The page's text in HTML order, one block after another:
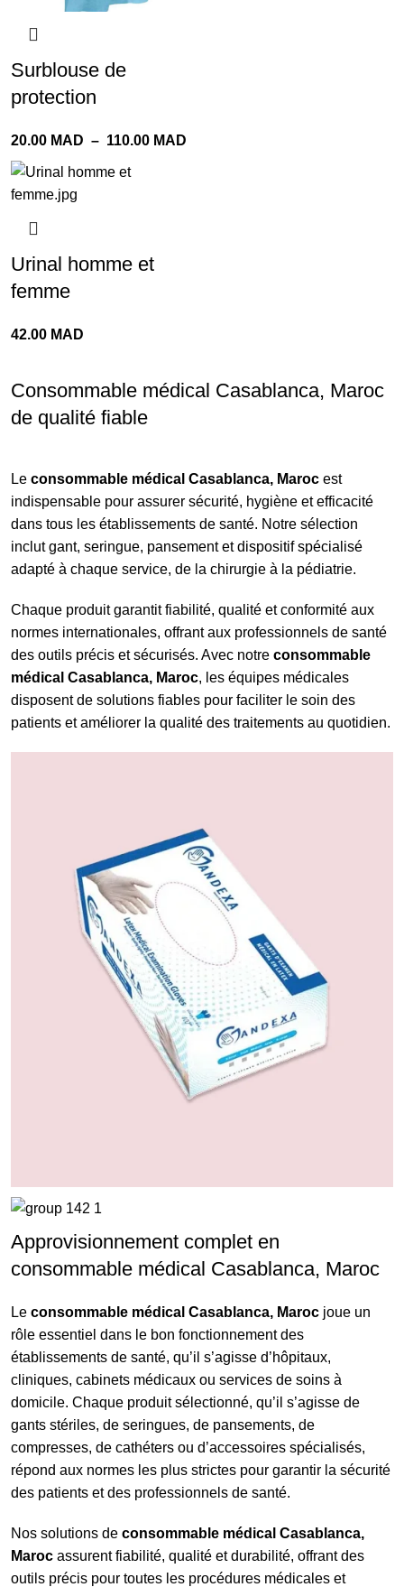
Surblouse de
protection
20.00 MAD – 110.00 MAD
Urinal homme et
femme
42.00 MAD
Consommable médical Casablanca, Maroc
de qualité fiable
Le consommable médical Casablanca, Maroc est
indispensable pour assurer sécurité, hygiène et efficacité
dans tous les établissements de santé. Notre sélection
inclut gant, seringue, pansement et dispositif spécialisé
adapté à chaque service, de la chirurgie à la pédiatrie.
Chaque produit garantit fiabilité, qualité et conformité aux
normes internationales, offrant aux professionnels de santé
des outils précis et sécurisés. Avec notre consommable
médical Casablanca, Maroc, les équipes médicales
disposent de solutions fiables pour faciliter le soin des
patients et améliorer la qualité des traitements au quotidien.
Approvisionnement complet en
consommable médical Casablanca, Maroc
Le consommable médical Casablanca, Maroc joue un
rôle essentiel dans le bon fonctionnement des
établissements de santé, qu’il s’agisse d’hôpitaux,
cliniques, cabinets médicaux ou services de soins à
domicile. Chaque produit sélectionné, qu’il s’agisse de
gants stériles, de seringues, de pansements, de
compresses, de cathéters ou d’accessoires spécialisés,
répond aux normes les plus strictes pour garantir la sécurité
des patients et des professionnels de santé.
Nos solutions de consommable médical Casablanca,
Maroc assurent fiabilité, qualité et durabilité, offrant des
outils précis pour toutes les procédures médicales et